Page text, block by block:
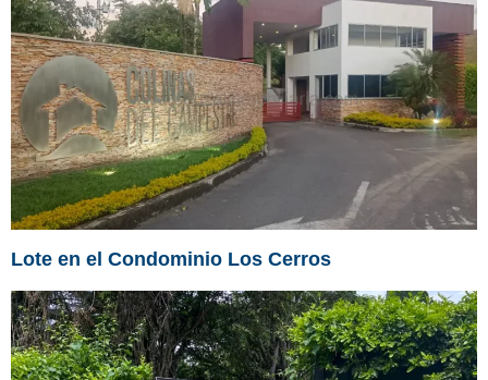
Lote en el Condominio Los Cerros